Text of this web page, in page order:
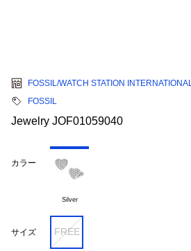
FOSSIL/WATCH STATION INTERNATIONAL
FOSSIL
Jewelry JOF01059040
カラー
Silver
サイズ FREE